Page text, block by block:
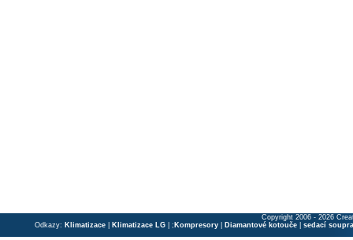
Copyright 2006 - 2026
Odkazy: Klimatizace Klimatizace LG | ; Kompresory Diamantové kotouče sedací